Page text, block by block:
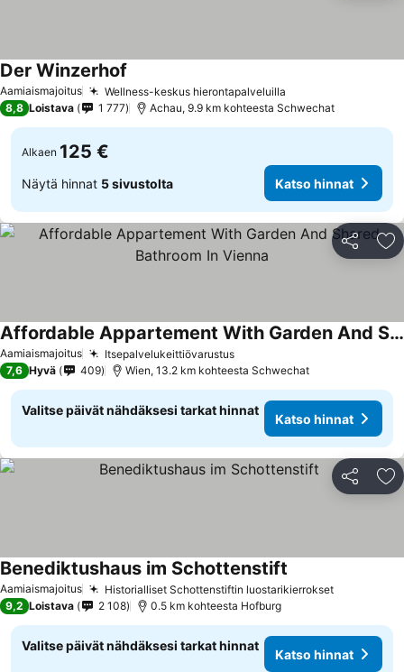
Aamiaismajoitus Wellness-keskus hierontapalveluilla
Der Winzerhof
8,8 Loistava 1 777 Achau, 9.9 km kohteesta Schwechat
Alkaen 125 €
Näytä hinnat 5 sivustolta Katso hinnat
Jaa
Aamiaismajoitus Itsepalvelukeittiövarustus
Affordable Appartement With Garden And Shared Bathroom In Vienna
7,6 Hyvä 409 Wien, 13.2 km kohteesta Schwechat
Valitse päivät nähdäksesi tarkat hinnat
Katso hinnat
Jaa
Aamiaismajoitus Historialliset Schottenstiftin luostarikierrokset
Benediktushaus im Schottenstift
9,2 Loistava 2 108 0.5 km kohteesta Hofburg
Valitse päivät nähdäksesi tarkat hinnat
Katso hinnat